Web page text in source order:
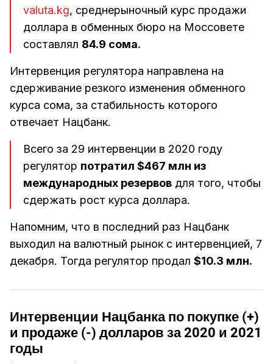
valuta.kg, среднерыночный курс продажи
доллара в обменных бюро на Моссовете
составлял 84.9 сома.
Интервенция регулятора направлена на
сдерживание резкого изменения обменного
курса сома, за стабильность которого
отвечает Нацбанк.
Всего за 29 интервенции в 2020 году
регулятор потратил $467 млн из
международных резервов для того, чтобы
сдержать рост курса доллара.
Напомним, что в последний раз Нацбанк
выходил на валютный рынок с интервенцией, 7
декабря. Тогда регулятор продал $10.3 млн.